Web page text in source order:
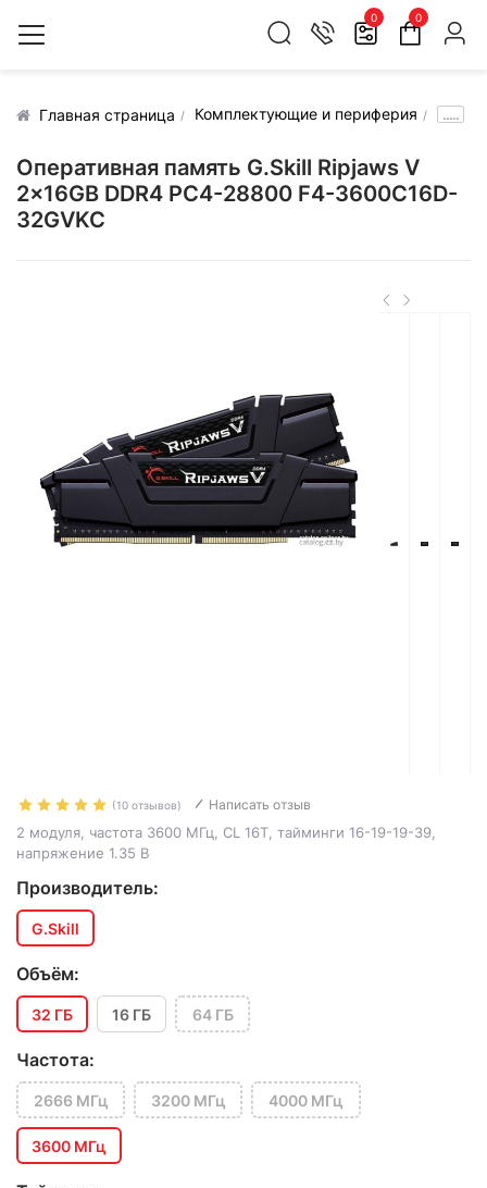
0 0
Главная страница Комплектующие и периферия .....
Оперативная память G.Skill Ripjaws V
2x16GB DDR4 PC4-28800 F4-3600C16D-
32GVKC
(10 отзывов) Написать отзыв
2 модуля, частота 3600 МГц, CL 16T, тайминги 16-19-19-39,
напряжение 1.35 В
Производитель:
G.Skill
Объём:
32 ГБ 16 ГБ 64 ГБ
Частота:
2666 МГц 3200 МГц 4000 МГц
3600 МГц